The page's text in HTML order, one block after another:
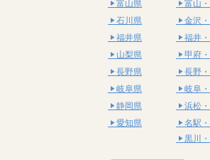
富山県
富山
石川県
金沢
福井県
福井
山梨県
甲府
長野県
長野
岐阜県
岐阜
静岡県
浜松
愛知県
名駅
黒川